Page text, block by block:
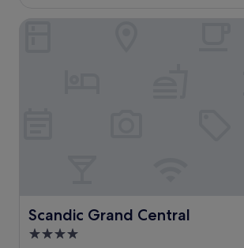
Scandic Grand Central
Scandic Grand Central
4.0-